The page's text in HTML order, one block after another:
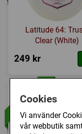
Cookies
Vi använder
vår webbutik
Latitude 64:
Clear (White)
249 kr